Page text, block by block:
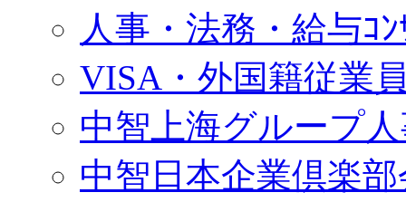
人事・法務・給与ｺﾝ
VISA・外国籍従業
中智上海グループ
中智日本企業倶楽